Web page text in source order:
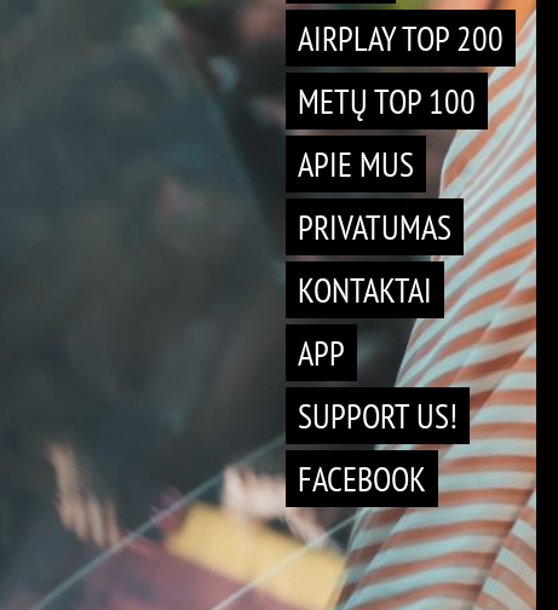
AIRPLAY TOP 200
METŲ TOP 100
APIE MUS
PRIVATUMAS
KONTAKTAI
APP
SUPPORT US!
FACEBOOK